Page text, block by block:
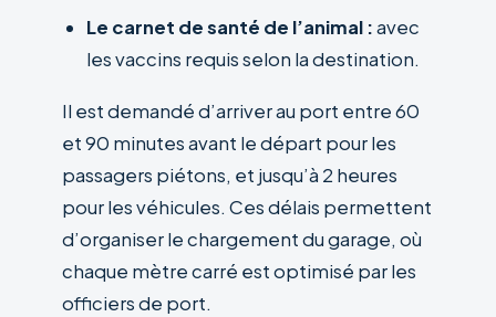
Le carnet de santé de l’animal :avec
les vaccins requis selon la destination.
Il est demandé d’arriver au port entre 60
et 90 minutes avant le départ pour les
passagers piétons, et jusqu’à 2 heures
pour les véhicules. Ces délais permettent
d’organiser le chargement du garage, où
chaque mètre carré est optimisé par les
officiers de port.